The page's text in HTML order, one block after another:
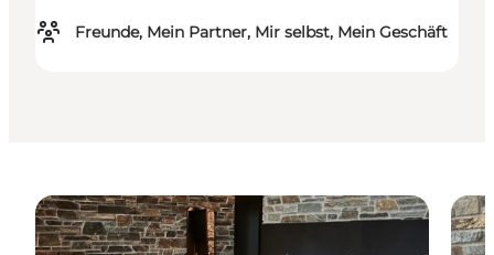
Freunde, Mein Partner, Mir selbst, Mein Geschäft